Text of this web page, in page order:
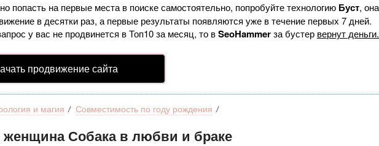
попасть на первые места в поиске самостоятельно, попробуйте технологию Буст, она
в десятки раз, а первые результаты появляются уже в течение первых 7 дней.
у вас не продвинется в Топ10 за месяц, то вSeoHammerза бустер вернут деньги.
продвижение сайта
и магия Совместимость по году рождения
Собака в любви и браке